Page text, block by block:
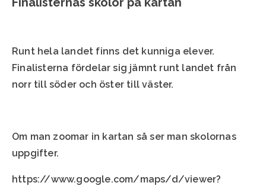
Runt hela landet finns det kunniga elever.
Finalisterna fördelar sig jämnt runt landet från
norr till söder och öster till väster.
Om man zoomar in kartan så ser man skolornas
uppgifter.
https://www.google.com/maps/d/viewer?